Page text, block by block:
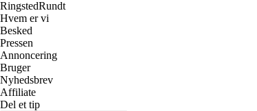
RingstedRundt
Hvem er vi
Besked
Pressen
Annoncering
Bruger
Nyhedsbrev
Affiliate
Del et tip